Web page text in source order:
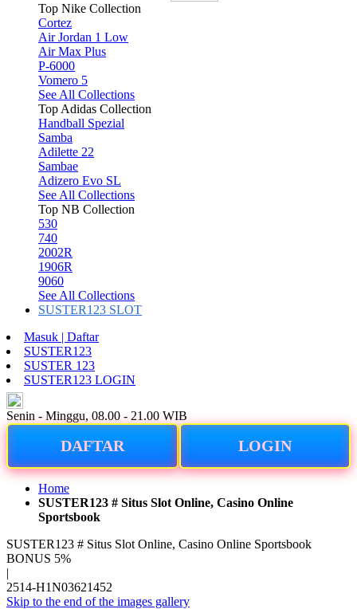
Top Nike Collection
Cortez
Air Jordan 1 Low
Air Max Plus
P-6000
Vomero 5
See All Collections
Top Adidas Collection
Handball Spezial
Samba
Adilette 22
Sambae
Adizero Evo SL
See All Collections
Top NB Collection
530
740
2002R
1906R
9060
See All Collections
SUSTER123 SLOT
Masuk | Daftar
SUSTER123
SUSTER 123
SUSTER123 LOGIN
Senin - Minggu, 08.00 - 21.00 WIB
DAFTAR LOGIN
Home
SUSTER123 # Situs Slot Online, Casino Online
Sportsbook
SUSTER123 # Situs Slot Online, Casino Online Sportsbook
BONUS 5%
|
2514-H1N03621452
Skip to the end of the images gallery